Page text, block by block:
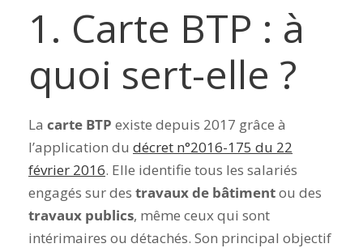
1. Carte BTP : à
quoi sert-elle ?
La carte BTP existe depuis 2017 grâce à
l’application du décret n°2016-175 du 22
février 2016. Elle identifie tous les salariés
engagés sur des travaux de bâtimentou des
travaux publics, même ceux qui sont
intérimaires ou détachés. Son principal objectif